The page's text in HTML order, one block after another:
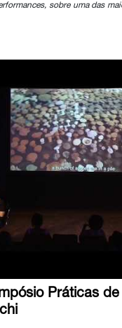
sobre uma das
Práticas